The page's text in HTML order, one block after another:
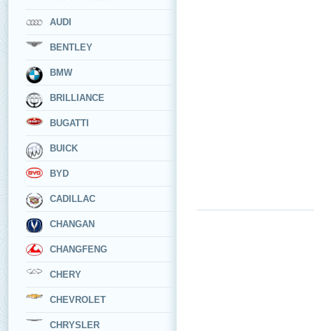
AUDI
BENTLEY
BMW
BRILLIANCE
BUGATTI
BUICK
BYD
CADILLAC
CHANGAN
CHANGFENG
CHERY
CHEVROLET
CHRYSLER